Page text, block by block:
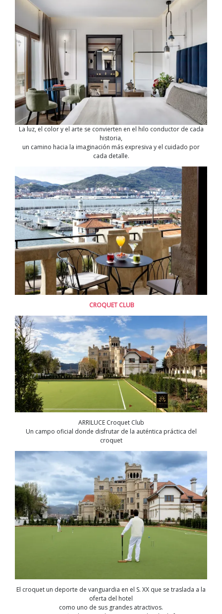
La luz, el color y el arte se convierten en el hilo conductor de cada
historia,
un camino hacia la imaginación más expresiva y el cuidado por
cada detalle.
CROQUET CLUB
ARRILUCE Croquet Club
Un campo oficial donde disfrutar de la auténtica práctica del
croquet
El croquet un deporte de vanguardia en el S. XX que se traslada a la
oferta del hotel
como uno de sus grandes atractivos.